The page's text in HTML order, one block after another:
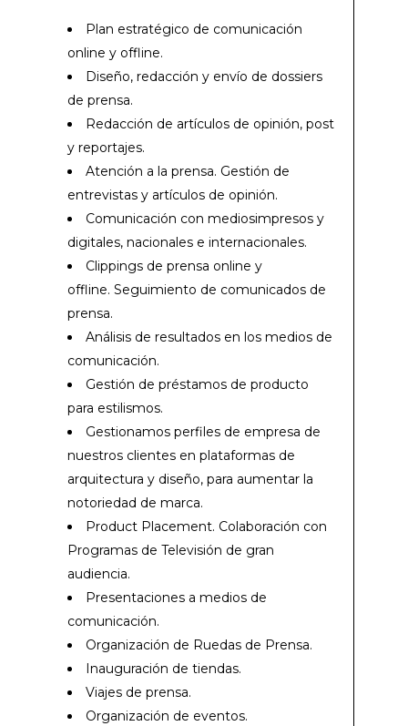
Plan estratégico de comunicación
online y offline.
Diseño, redacción y envío de dossiers
de prensa.
Redacción de artículos de opinión, post
y reportajes.
Atención a la prensa. Gestión de
entrevistas y artículos de opinión.
Comunicación con mediosimpresos y
digitales, nacionales e internacionales.
Clippings de prensa online y
offline. Seguimiento de comunicados de
prensa.
Análisis de resultados en los medios de
comunicación.
Gestión de préstamos de producto
para estilismos.
Gestionamos perfiles de empresa de
nuestros clientes en plataformas de
arquitectura y diseño, para aumentar la
notoriedad de marca.
Product Placement. Colaboración con
Programas de Televisión de gran
audiencia.
Presentaciones a medios de
comunicación.
Organización de Ruedas de Prensa.
Inauguración de tiendas.
Viajes de prensa.
Organización de eventos.